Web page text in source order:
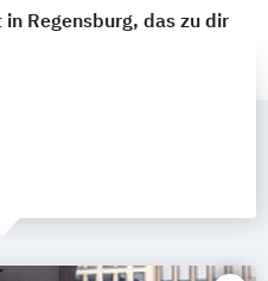
Regensburg, das zu dir